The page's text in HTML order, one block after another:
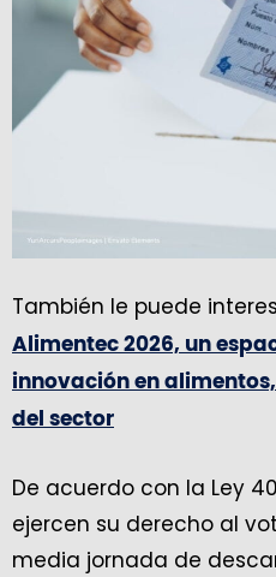
También le puede
Alimentec 2026, un
innovación en
del sector
De acuerdo con la Ley
ejercen su derecho al
media jornada de